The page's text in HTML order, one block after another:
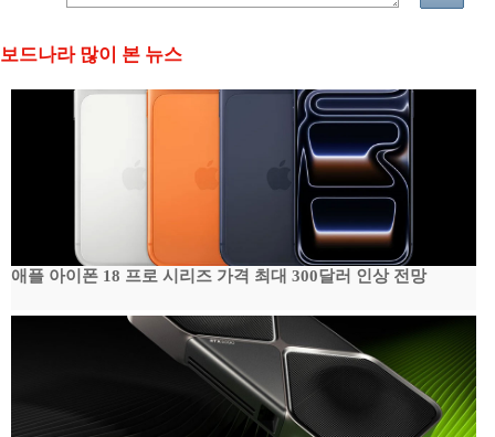
보드나라 많이 본 뉴스
애플 아이폰 18 프로 시리즈 가격 최대 300달러 인상 전망